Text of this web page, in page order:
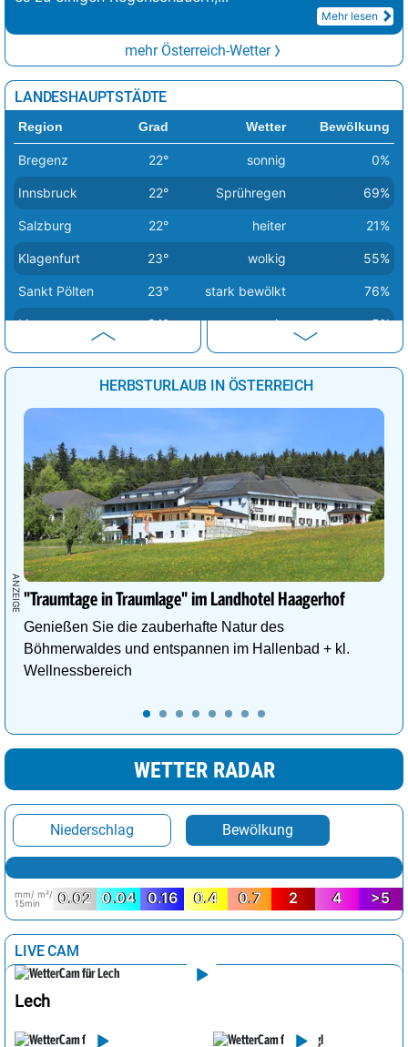
Mehr lesen
mehr Österreich-Wetter
LANDESHAUPTSTÄDTE
Region Grad Wetter Bewölkung
Bregenz 22° sonnig 0%
Innsbruck 22° Sprühregen 69%
Salzburg 22° heiter 21%
Klagenfurt 23° wolkig 55%
Sankt Pölten 23° stark bewölkt 76%
Linz 24° sonnig 5%
Wien 24° stark bewölkt 91%
26° Sprühregen
HERBSTURLAUB IN ÖSTERREICH
"Traumtage in Traumlage" im Landhotel Haagerhof
Genießen Sie die zauberhafte Natur des
Böhmerwaldes und entspannen im Hallenbad + kl.
Wellnessbereich
WETTER RADAR
Niederschlag Bewölkung
mm/ m²/
15min
0.02 0.04 0.16 0.4 0.7 2 4 >5
LIVE CAM
Lech